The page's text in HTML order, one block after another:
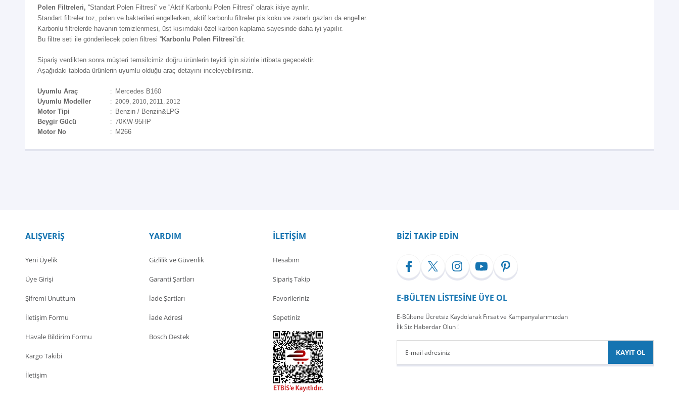
Polen Filtreleri, ''Standart Polen Filtresi'' ve ''Aktif Karbonlu Polen Filtresi'' olarak ikiye ayrılır.
Standart filtreler toz, polen ve bakterileri engellerken, aktif karbonlu filtreler pis koku ve zararlı gazları da engeller.
Karbonlu filtrelerde havanın temizlenmesi, üst kısımdaki özel karbon kaplama sayesinde daha iyi yapılır.
Bu filtre seti ile gönderilecek polen filtresi ''Karbonlu Polen Filtresi''dir.
Sipariş verdikten sonra müşteri temsilcimiz doğru ürünlerin teyidi için sizinle irtibata geçecektir.
Aşağıdaki tabloda ürünlerin uyumlu olduğu araç detayını inceleyebilirsiniz.
Uyumlu Araç :
Mercedes B160
Uyumlu Modeller
: 2009, 2010, 2011, 2012
Motor Tipi :
Benzin / Benzin&LPG
Beygir Gücü
: 70KW-95HP
Motor No
: M266
ALIŞVERİŞ
Yeni Üyelik
Üye Girişi
Şifremi Unuttum
İletişim Formu
Havale Bildirim Formu
Kargo Takibi
İletişim
YARDIM
Gizlilik ve Güvenlik
Garanti Şartları
İade Şartları
İade Adresi
Bosch Destek
İLETİŞİM
Hesabım
Sipariş Takip
Favorileriniz
Sepetiniz
BİZİ TAKİP EDİN
E-BÜLTEN LİSTESİNE ÜYE OL
E-Bültene Ücretsiz Kaydolarak Fırsat ve Kampanyalarımızdan
İlk Siz Haberdar Olun !
KAYIT OL